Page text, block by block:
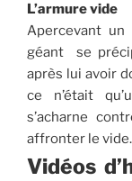
L’armure vide
Apercevant
géant se
après lui avoir
ce n’était
s’acharne
affronter le vide.
Vidéos